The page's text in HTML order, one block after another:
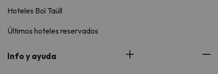
Hoteles Boí Taüll
Últimos hoteles reservados
Info y ayuda